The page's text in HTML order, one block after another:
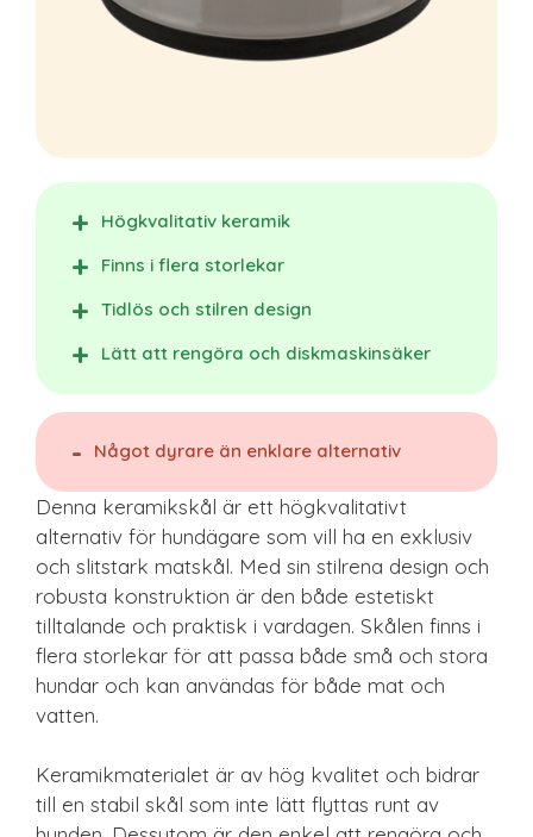
Högkvalitativ keramik
Finns i flera storlekar
Tidlös och stilren design
Lätt att rengöra och diskmaskinsäker
Något dyrare än enklare alternativ
Denna keramikskål är ett högkvalitativt
alternativ för hundägare som vill ha en exklusiv
och slitstark matskål. Med sin stilrena design och
robusta konstruktion är den både estetiskt
tilltalande och praktisk i vardagen. Skålen finns i
flera storlekar för att passa både små och stora
hundar och kan användas för både mat och
vatten.
Keramikmaterialet är av hög kvalitet och bidrar
till en stabil skål som inte lätt flyttas runt av